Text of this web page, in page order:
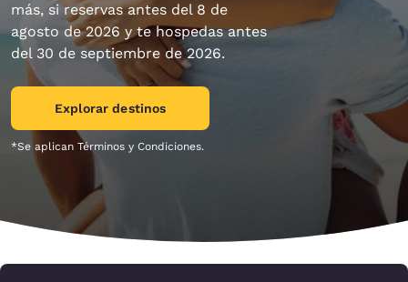
más, si reservas antes del 8 de
agosto de 2026 y te hospedas antes
del 30 de septiembre de 2026.
Explorar destinos
*Se aplican Términos y Condiciones.